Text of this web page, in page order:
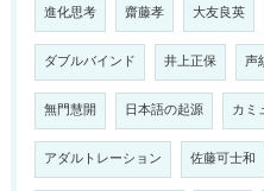
進化思考 齋藤孝 大友良英
ダブルバインド 井上正保 声
無門慧開 日本語の起源 カミ
アダルトレーション 佐藤可士和